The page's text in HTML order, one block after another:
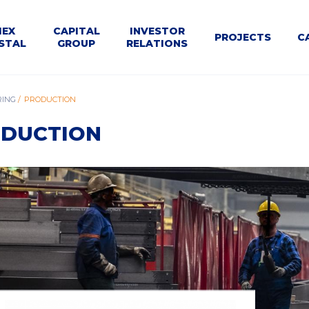
Structure
CAPITAL
GROUP
Dla
INVESTOR
RELATIONS
Calendar
PROJECTS
PRODUCTION